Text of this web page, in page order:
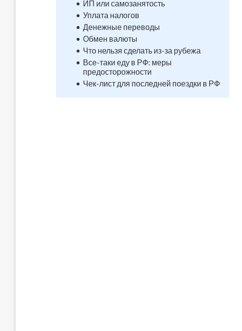
ИП или самозанятость
Уплата налогов
Денежные переводы
Обмен валюты
Что нельзя сделать из-за рубежа
Все-таки еду в РФ: меры
предосторожности
Чек-лист для последней поездки в РФ